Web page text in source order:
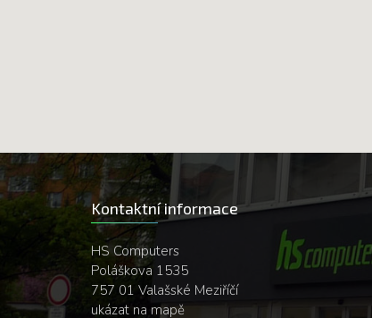
Kontaktní informace
HS Computers
Poláškova 1535
757 01 Valašské Meziříčí
ukázat na mapě